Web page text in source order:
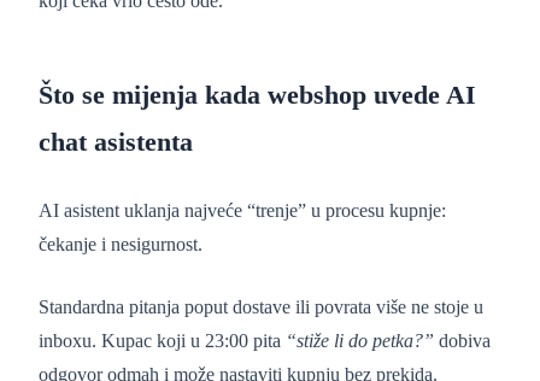
Što se mijenja kada webshop uvede AI
chat asistenta
AI asistent uklanja najveće “trenje” u procesu kupnje:
čekanje i nesigurnost.
Standardna pitanja poput dostave ili povrata više ne stoje u
inboxu. Kupac koji u 23:00 pita “stiže li do petka?” dobiva
odgovor odmah i može nastaviti kupnju bez prekida.